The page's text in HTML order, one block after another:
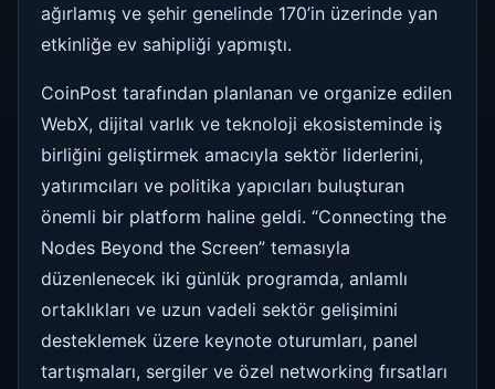
ağırlamış ve şehir genelinde 170’in üzerinde yan
etkinliğe ev sahipliği yapmıştı.
CoinPost tarafından planlanan ve organize edilen
WebX, dijital varlık ve teknoloji ekosisteminde iş
birliğini geliştirmek amacıyla sektör liderlerini,
yatırımcıları ve politika yapıcıları buluşturan
önemli bir platform haline geldi. “Connecting the
Nodes Beyond the Screen” temasıyla
düzenlenecek iki günlük programda, anlamlı
ortaklıkları ve uzun vadeli sektör gelişimini
desteklemek üzere keynote oturumları, panel
tartışmaları, sergiler ve özel networking fırsatları